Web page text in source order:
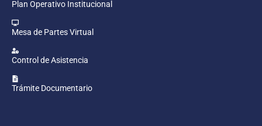
Plan Operativo Institucional
Mesa de Partes Virtual
Control de Asistencia
Trámite Documentario